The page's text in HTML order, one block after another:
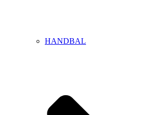
HANDBAL